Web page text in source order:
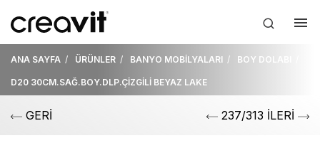
ANA SAYFA ÜRÜNLER BANYO MOBİLYALARI BOY DOLABI
D20 30CM.SAĞ.BOY.DLP.ÇİZGİLİ BEYAZ LAKE
GERİ 237/313 İLERİ